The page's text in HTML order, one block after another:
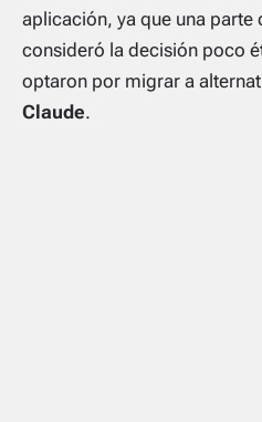
aplicación, ya que una parte
consideró la decisión poco
optaron por migrar a
Claude.